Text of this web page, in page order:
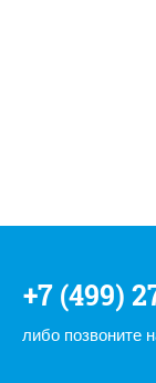
+7 (499)
либо позвоните